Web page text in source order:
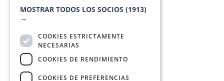
MOSTRAR TODOS LOS SOCIOS (1913)
→
COOKIES ESTRICTAMENTE
NECESARIAS
COOKIES DE RENDIMIENTO
COOKIES DE PREFERENCIAS